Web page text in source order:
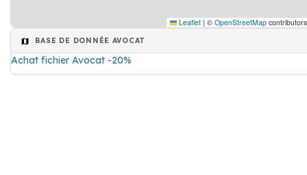
Leaflet | © OpenStreetMap
BASE DE DONNÉE AVOCAT
Achat fichier Avocat -20%